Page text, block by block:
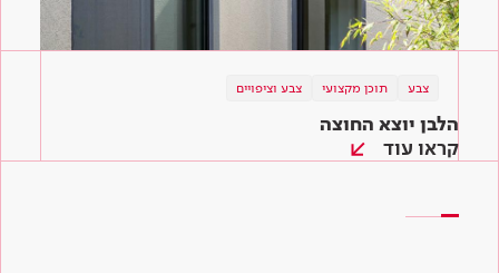
צבע תוכן מקצועי צבע וציפויים
הלבן יוצא החוצה
קראו עוד
צבע צבע וציפויים
הכי חשוב לגוון! מניפת הצבעים לשירותכם
קראו עוד
טיפים והשראה צבע וציפויים
שלבים